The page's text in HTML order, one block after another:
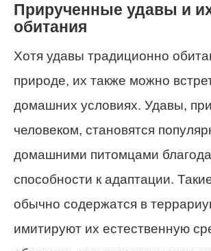
Прирученные удавы и
обитания
Хотя удавы традиционно
природе, их также можно
домашних условиях. Удавы,
человеком, становятся
домашними питомцами
способности к адаптации.
обычно содержатся в
имитируют их естественную